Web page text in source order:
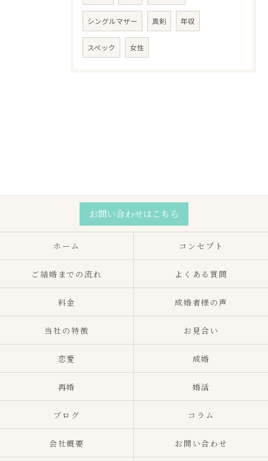
シングルマザー 真剣 年収
スペック 女性
お問い合わせはこちら
ホーム コンセプト
ご結婚までの流れ よくある質問
料金 成婚者様の声
当社の特徴 お見合い
恋愛 成婚
再婚 婚活
ブログ コラム
会社概要 お問い合わせ